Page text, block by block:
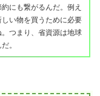
にも繋がるんだ。例え
い物を買うために必要
つまり、省資源は地球
。